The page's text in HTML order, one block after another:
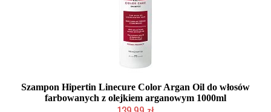
Szampon Hipertin Linecure Color Argan Oil do włosów
farbowanych z olejkiem arganowym 1000ml